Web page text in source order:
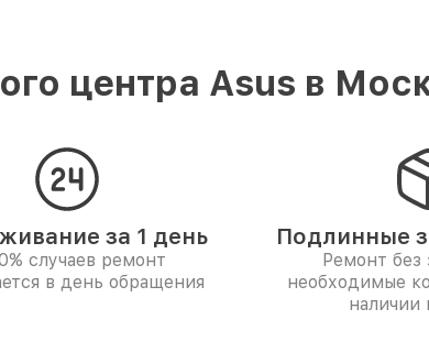
центра Asus в
за 1 день
случаев ремонт
в день обращения
Подлинные
Ремонт
необходимые
наличии